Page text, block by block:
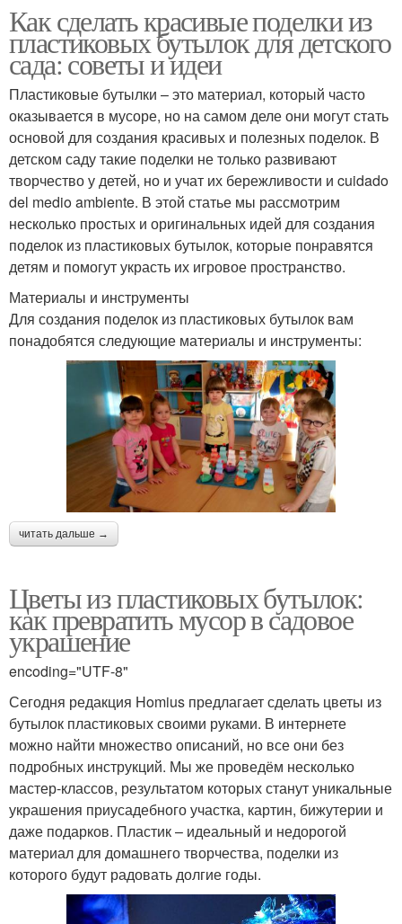
Как сделать красивые поделки из
пластиковых бутылок для детского
сада: советы и идеи
Пластиковые бутылки – это материал, который часто
оказывается в мусоре, но на самом деле они могут стать
основой для создания красивых и полезных поделок. В
детском саду такие поделки не только развивают
творчество у детей, но и учат их бережливости и cuidado
del medio ambiente. В этой статье мы рассмотрим
несколько простых и оригинальных идей для создания
поделок из пластиковых бутылок, которые понравятся
детям и помогут украсть их игровое пространство.
Материалы и инструменты
Для создания поделок из пластиковых бутылок вам
понадобятся следующие материалы и инструменты:
читать дальше →
Цветы из пластиковых бутылок:
как превратить мусор в садовое
украшение
encoding="UTF-8"
Сегодня редакция Homius предлагает сделать цветы из
бутылок пластиковых своими руками. В интернете
можно найти множество описаний, но все они без
подробных инструкций. Мы же проведём несколько
мастер-классов, результатом которых станут уникальные
украшения приусадебного участка, картин, бижутерии и
даже подарков. Пластик – идеальный и недорогой
материал для домашнего творчества, поделки из
которого будут радовать долгие годы.